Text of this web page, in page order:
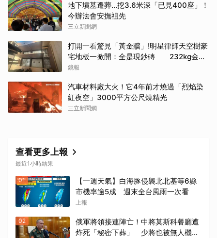
地下墳墓遷葬…挖3.6米深「已見400座」！
今辦法會安撫祖先
三立新聞網
打開一看驚見「黃金牆」!明星律師天空樹豪
宅地板一掀開：全是現鈔磚 232kg金山
震撼影像曝
鏡報
汽車材料廠大火！它4年前才燒過「烈焰染
紅夜空」3000平方公尺燒精光
三立新聞網
查看更多上報
最近1小時結果
01
【一週天氣】白海豚侵襲北北基等6縣
市機率逾5成 週末全台風雨一次看
上報
02
俄軍將領接連陣亡！中將莫斯科餐廳遭
炸死「秘密下葬」 少將也被無人機擊
取消